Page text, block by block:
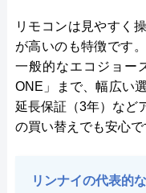
リモコンは見やすく
が高いのも特徴です
一般的なエコジョー
ONE」まで、幅広い
延長保証（3年）など
の買い替えでも安心で
リンナイの代表的